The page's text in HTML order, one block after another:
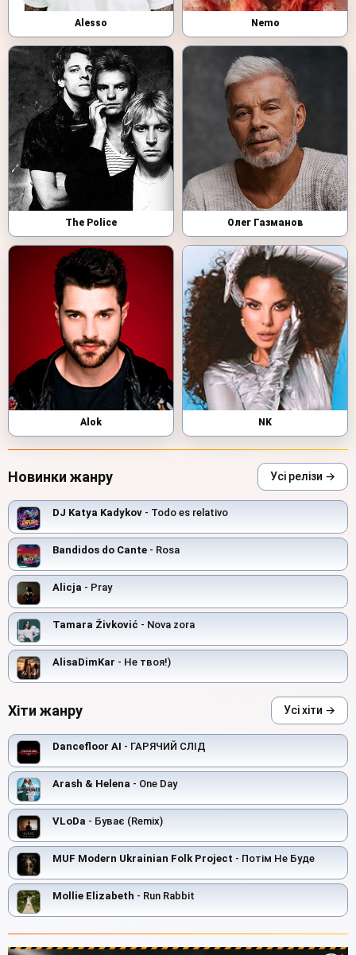
Alesso Nemo
The Police Олег Газманов
Alok NK
Новинки жанру Усі релізи →
DJ Katya Kadykov - Todo es relativo
Bandidos do Cante - Rosa
Alicja - Pray
Tamara Živković - Nova zora
AlisaDimKar - Не твоя!)
Хіти жанру Усі хіти →
Dancefloor AI - ГАРЯЧИЙ СЛІД
Arash & Helena - One Day
VLoDa - Буває (Remix)
MUF Modern Ukrainian Folk Project - Потім Не Буде
Mollie Elizabeth - Run Rabbit